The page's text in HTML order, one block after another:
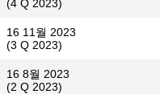
(4 Q 2023)
16 11월 2023
(3 Q 2023)
16 8월 2023
(2 Q 2023)